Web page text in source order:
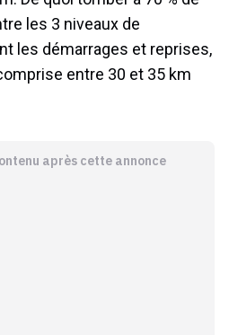
les 3 niveaux de
les démarrages et reprises,
entre 30 et 35 km
après cette annonce